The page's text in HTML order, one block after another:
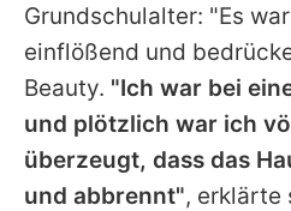
Grundschulalter: "Es
einflößend und
Beauty. "Ich war bei
und plötzlich war ich
überzeugt, dass das
und abbrennt", erklärte